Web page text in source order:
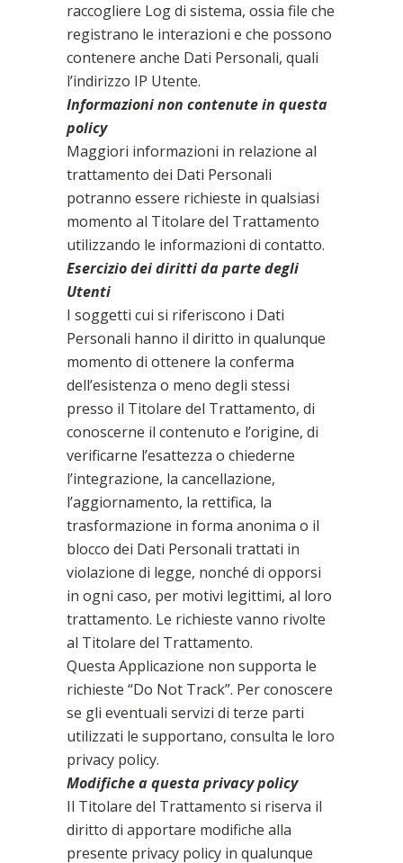
raccogliere Log di sistema, ossia file che
registrano le interazioni e che possono
contenere anche Dati Personali, quali
l’indirizzo IP Utente.
Informazioni non contenute in questa
policy
Maggiori informazioni in relazione al
trattamento dei Dati Personali
potranno essere richieste in qualsiasi
momento al Titolare del Trattamento
utilizzando le informazioni di contatto.
Esercizio dei diritti da parte degli
Utenti
I soggetti cui si riferiscono i Dati
Personali hanno il diritto in qualunque
momento di ottenere la conferma
dell’esistenza o meno degli stessi
presso il Titolare del Trattamento, di
conoscerne il contenuto e l’origine, di
verificarne l’esattezza o chiederne
l’integrazione, la cancellazione,
l’aggiornamento, la rettifica, la
trasformazione in forma anonima o il
blocco dei Dati Personali trattati in
violazione di legge, nonché di opporsi
in ogni caso, per motivi legittimi, al loro
trattamento. Le richieste vanno rivolte
al Titolare del Trattamento.
Questa Applicazione non supporta le
richieste “Do Not Track”. Per conoscere
se gli eventuali servizi di terze parti
utilizzati le supportano, consulta le loro
privacy policy.
Modifiche a questa privacy policy
Il Titolare del Trattamento si riserva il
diritto di apportare modifiche alla
presente privacy policy in qualunque